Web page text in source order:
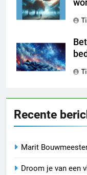
Ti
Ti
Recente
Marit
Droom je van een